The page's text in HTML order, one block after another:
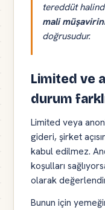
tereddüt
mali
doğrusudur.
Limited ve
durum
Limited veya
gideri, şirket
kabul edilmez.
koşulları
olarak
Bunun için